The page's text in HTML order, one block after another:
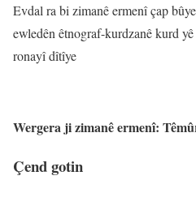
Evdal ra bi zimanê ermenî çap
ewledên êtnograf-kurdzanê kurd
ronayî dîtîye
Wergera ji zimanê ermenî:
Çend gotin